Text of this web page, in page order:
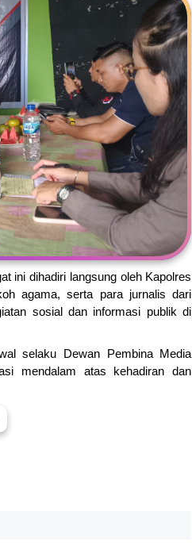
ini dihadiri langsung oleh Kapolres
agama, serta para jurnalis dari
sosial dan informasi publik di
selaku Dewan Pembina Media
mendalam atas kehadiran dan